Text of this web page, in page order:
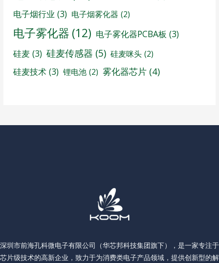
电子烟行业 (3) 电子烟雾化器 (2)
电子雾化器 (12) 电子雾化器PCBA板 (3)
硅麦 (3) 硅麦传感器 (5) 硅麦咪头 (2)
硅麦技术 (3) 锂电池 (2) 雾化器芯片 (4)
深圳市前海孔科微电子有限公司（华芯邦科技集团旗下），是一家专注于
芯片级技术的高新企业，致力于为消费类电子产品领域，提供创新型的解